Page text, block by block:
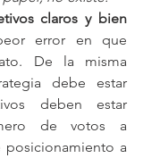
claros y bien
error en que
De la misma
debe estar
deben estar
de votos a
posicionamiento a